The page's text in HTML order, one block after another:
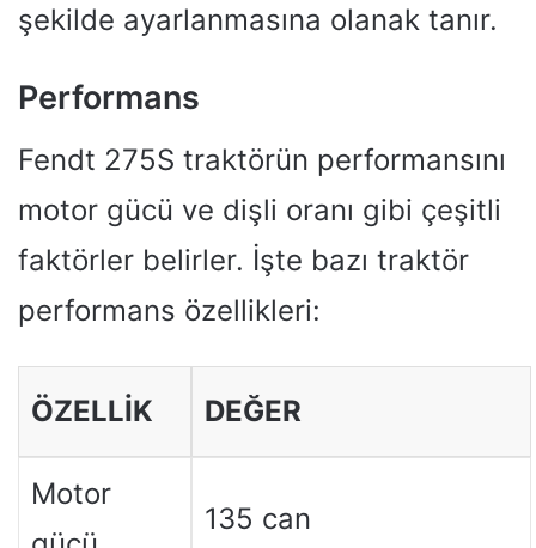
şekilde ayarlanmasına olanak tanır.
Performans
Fendt 275S traktörün performansını
motor gücü ve dişli oranı gibi çeşitli
faktörler belirler. İşte bazı traktör
performans özellikleri:
ÖZELLIK DEĞER
Motor
135 can